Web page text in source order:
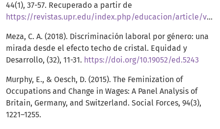
44(1), 37-57. Recuperado a partir de
https://revistas.upr.edu/index.php/educacion/article/view/16559
Meza, C. A. (2018). Discriminación laboral por género: una
mirada desde el efecto techo de cristal. Equidad y
Desarrollo, (32), 11-31. https://doi.org/10.19052/ed.5243
Murphy, E., & Oesch, D. (2015). The Feminization of
Occupations and Change in Wages: A Panel Analysis of
Britain, Germany, and Switzerland. Social Forces, 94(3),
1221–1255.